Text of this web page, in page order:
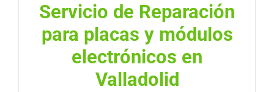
Servicio de Reparación
para placas y módulos
electrónicos en
Valladolid